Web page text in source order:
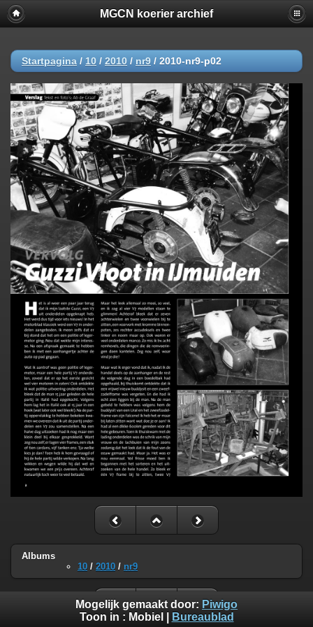
MGCN koerier archief
Startpagina / 10 / 2010 / nr9 / 2010-nr9-p02
Albums
10 / 2010 / nr9
Mogelijk gemaakt door: Piwigo
Toon in : Mobiel Bureaublad